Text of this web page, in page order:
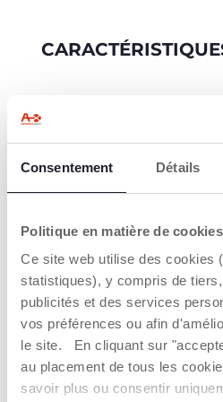
Consentement Détails
Politique en matière de cookies
Ce site web utilise des cookies
statistiques), y compris de
publicités et des services
vos préférences ou afin
le site. En cliquant sur
au placement de tous les
savoir plus ou consentir
POUSSETTE
ROUES EN
CAOUTCHOUC
Grandes roues très
performantes avec
amortisseurs et
roulements à billes
pour garantir une
conduite agréable et